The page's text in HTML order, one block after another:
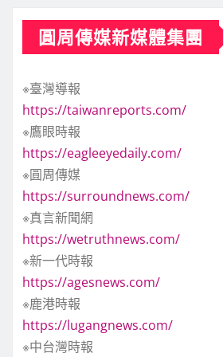
圓周傳媒新媒體集團
※臺灣導報
https://taiwanreports.com/
※鷹眼時報
https://eagleeyedaily.com/
※圓周傳媒
https://surroundnews.com/
※真言新聞網
https://wetruthnews.com/
※新一代時報
https://agesnews.com/
※鹿港時報
https://lugangnews.com/
※中台灣時報